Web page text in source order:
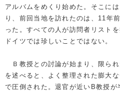
アルバムをめくり始めた。そこに
り、前回当地を訪れたのは、11年
った。すべての人が訪問者リスト
ドイツでは珍しいことではない。
Ｂ教授との討論が始まり、限ら
を述べると、よく整理された膨大
で圧倒された。退官が近いB教授